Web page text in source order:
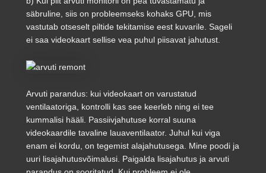
säbruline, siis on probleemseks kohaks GPU, mis
vastutab otseselt piltide tekitamise eest kuvarile. Sageli
ei saa videokaart sellise vea puhul piisavat jahutust.
Arvuti parandus: kui videokaart on varustatud
ventilaatoriga, kontrolli kas see keerleb ning ei tee
kummalisi hääli. Passiivjahutuse korral suuna
videokaardile tavaline lauaventilaator. Juhul kui viga
enam ei kordu, on tegemist alajahutusega. Mine poodi ja
uuri lisajahutusvõimalusi. Paigalda lisajahutus ja arvuti